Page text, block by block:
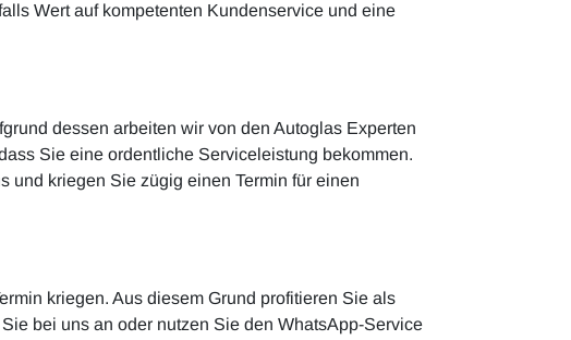
Wert auf kompetenten Kundenservice und eine
dessen arbeiten wir von den Autoglas Experten
Sie eine ordentliche Serviceleistung bekommen.
und kriegen Sie zügig einen Termin für einen
kriegen. Aus diesem Grund profitieren Sie als
bei uns an oder nutzen Sie den WhatsApp-Service